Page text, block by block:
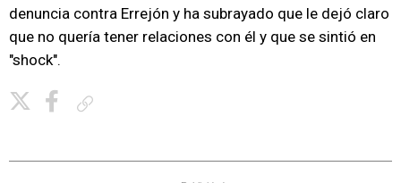
denuncia contra Errejón y ha subrayado que le dejó claro
que no quería tener relaciones con él y que se sintió en
"shock".